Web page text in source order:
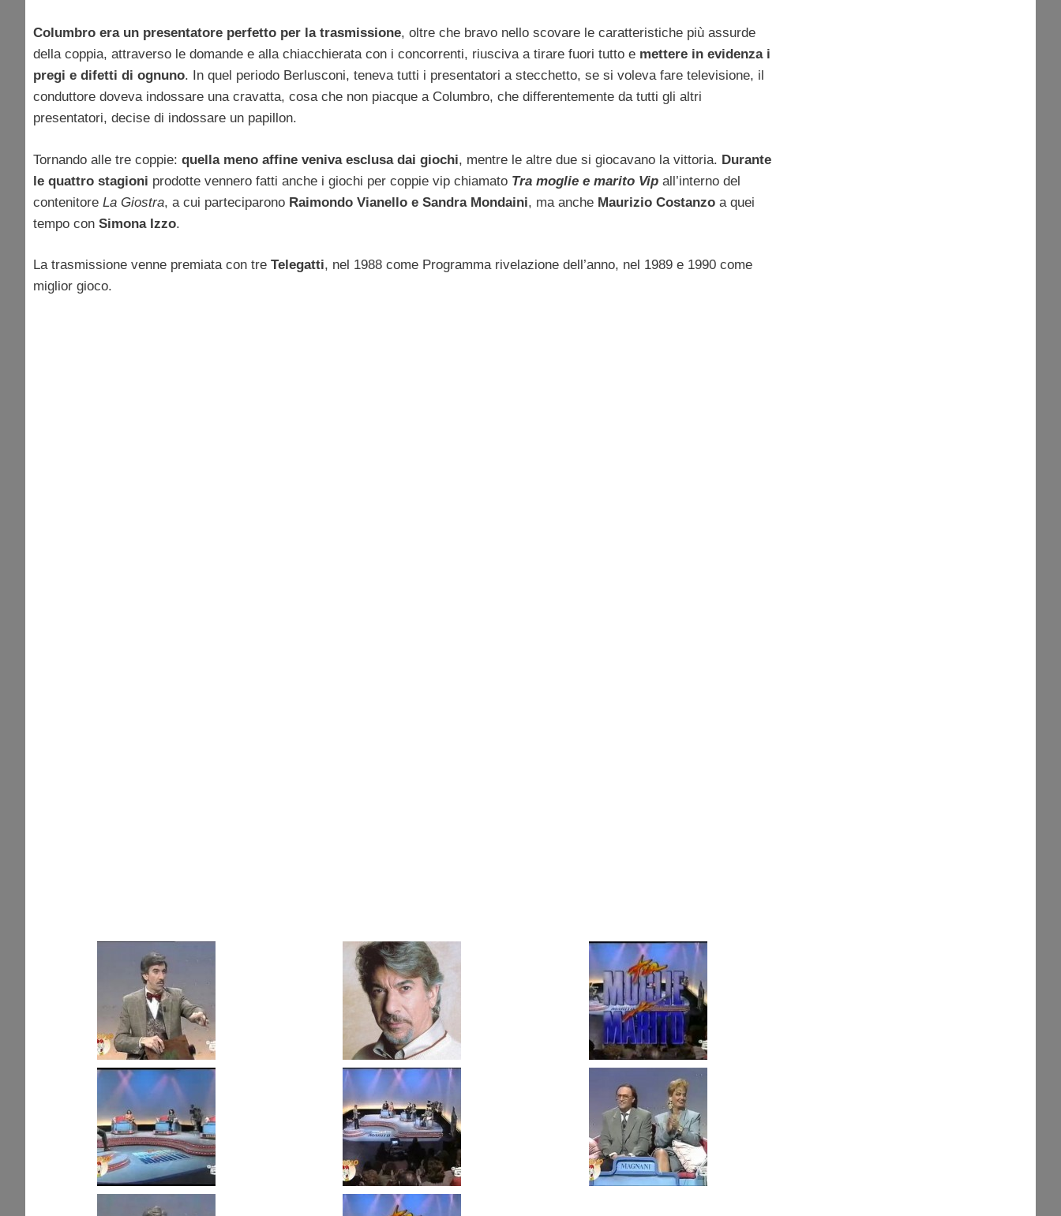
Columbro era un presentatore perfetto per la trasmissione, oltre che bravo nello scovare le caratteristiche più assurde
della coppia, attraverso le domande e alla chiacchierata con i concorrenti, riusciva a tirare fuori tutto e mettere in evidenza i
pregi e difetti di ognuno. In quel periodo Berlusconi, teneva tutti i presentatori a stecchetto, se si voleva fare televisione, il
conduttore doveva indossare una cravatta, cosa che non piacque a Columbro, che differentemente da tutti gli altri
presentatori, decise di indossare un papillon.
Tornando alle tre coppie: quella meno affine veniva esclusa dai giochi, mentre le altre due si giocavano la vittoria. Durante
le quattro stagioni prodotte vennero fatti anche i giochi per coppie vip chiamato Tra moglie e marito Vip all’interno del
contenitore La Giostra, a cui parteciparono Raimondo Vianello e Sandra Mondaini, ma anche Maurizio Costanzo a quei
tempo con Simona Izzo.
La trasmissione venne premiata con tre Telegatti, nel 1988 come Programma rivelazione dell’anno, nel 1989 e 1990 come
miglior gioco.